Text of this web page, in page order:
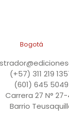
Bogotá
(+57) 311 219
(601) 645 5049
Carrera 27 N°
Barrio